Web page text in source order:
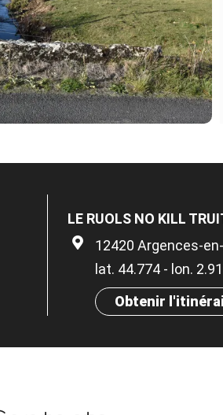
LE RUOLS NO KILL
12420 Argences-
lat. 44.774 - lon.
Obtenir